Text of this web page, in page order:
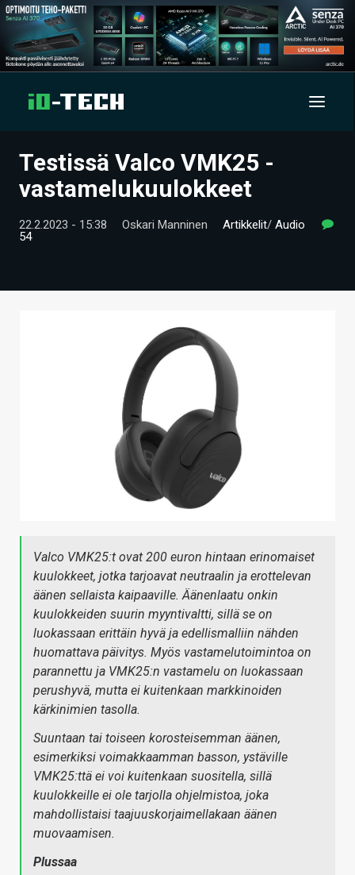
UUTISET
VIDEOT
Testissä Valco VMK25 -
vastamelukuulokkeet
22.2.2023 - 15:38 Oskari Manninen Artikkelit/ Audio
54
Valco VMK25:t ovat 200 euron hintaan erinomaiset
kuulokkeet, jotka tarjoavat neutraalin ja erottelevan
äänen sellaista kaipaaville. Äänenlaatu onkin
kuulokkeiden suurin myyntivaltti, sillä se on
luokassaan erittäin hyvä ja edellismalliin nähden
huomattava päivitys. Myös vastamelutoimintoa on
parannettu ja VMK25:n vastamelu on luokassaan
perushyvä, mutta ei kuitenkaan markkinoiden
kärkinimien tasolla.
Suuntaan tai toiseen korosteisemman äänen,
esimerkiksi voimakkaamman basson, ystäville
VMK25:ttä ei voi kuitenkaan suositella, sillä
kuulokkeille ei ole tarjolla ohjelmistoa, joka
mahdollistaisi taajuuskorjaimellakaan äänen
muovaamisen.
Plussaa